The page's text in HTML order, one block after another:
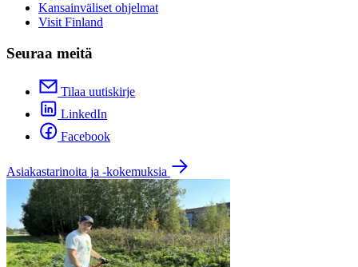
Kansainväliset ohjelmat
Visit Finland
Seuraa meitä
Tilaa uutiskirje
LinkedIn
Facebook
Asiakastarinoita ja -kokemuksia